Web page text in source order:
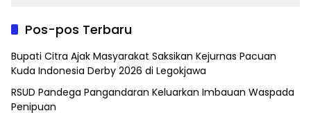
Pos-pos Terbaru
Bupati Citra Ajak Masyarakat Saksikan Kejurnas Pacuan
Kuda Indonesia Derby 2026 di Legokjawa
RSUD Pandega Pangandaran Keluarkan Imbauan Waspada
Penipuan